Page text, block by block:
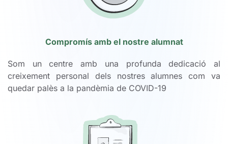
Compromís amb el nostre alumnat
Som un centre amb una profunda dedicació al
creixement personal dels nostres alumnes com va
quedar palès a la pandèmia de COVID-19